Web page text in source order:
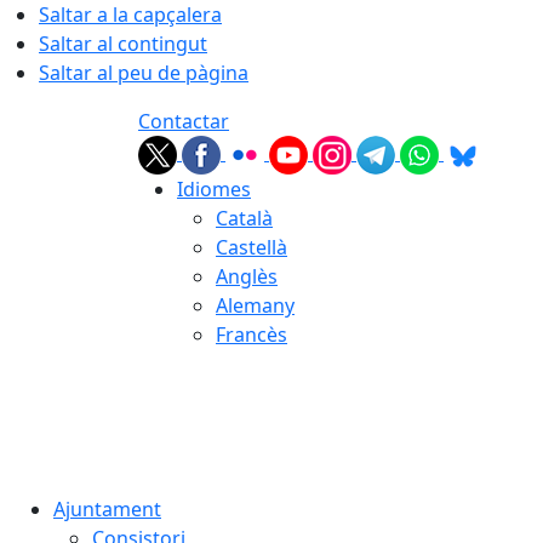
Saltar a la capçalera
Saltar al contingut
Saltar al peu de pàgina
Contactar
Idiomes
Català
Castellà
Anglès
Alemany
Francès
Ajuntament